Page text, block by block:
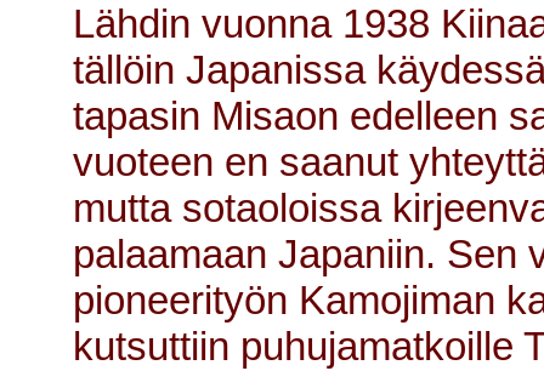
Lähdin vuonna 1938
tällöin Japanissa
tapasin Misaon edelleen
vuoteen en saanut
mutta sotaoloissa
palaamaan Japaniin. Sen
pioneerityön Kamojiman
kutsuttiin puhujamatkoille